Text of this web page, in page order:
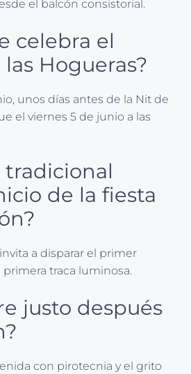
el balcón consistorial.
celebra el
Hogueras?
unos días antes de la Nit de
el viernes 5 de junio a las
tradicional
de la fiesta
a disparar el primer
traca luminosa.
justo después
con pirotecnia y el grito